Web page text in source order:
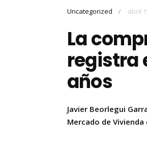
Uncategorized / abril
La
registra
años
Javier Beorlegui
Mercado de